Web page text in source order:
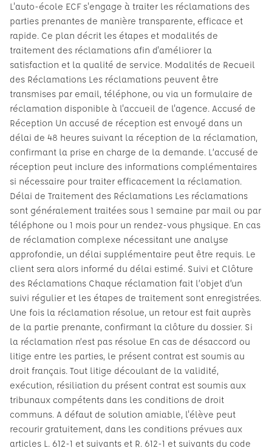
L'auto-école ECF s'engage à traiter les réclamations des
parties prenantes de manière transparente, efficace et
rapide. Ce plan décrit les étapes et modalités de
traitement des réclamations afin d'améliorer la
satisfaction et la qualité de service. Modalités de Recueil
des Réclamations Les réclamations peuvent être
transmises par email, téléphone, ou via un formulaire de
réclamation disponible à l'accueil de l'agence. Accusé de
Réception Un accusé de réception est envoyé dans un
délai de 48 heures suivant la réception de la réclamation,
confirmant la prise en charge de la demande. L’accusé de
réception peut inclure des informations complémentaires
si nécessaire pour traiter efficacement la réclamation.
Délai de Traitement des Réclamations Les réclamations
sont généralement traitées sous 1 semaine par mail ou par
téléphone ou 1 mois pour un rendez-vous physique. En cas
de réclamation complexe nécessitant une analyse
approfondie, un délai supplémentaire peut être requis. Le
client sera alors informé du délai estimé. Suivi et Clôture
des Réclamations Chaque réclamation fait l’objet d’un
suivi régulier et les étapes de traitement sont enregistrées.
Une fois la réclamation résolue, un retour est fait auprès
de la partie prenante, confirmant la clôture du dossier. Si
la réclamation n’est pas résolue En cas de désaccord ou
litige entre les parties, le présent contrat est soumis au
droit français. Tout litige découlant de la validité,
exécution, résiliation du présent contrat est soumis aux
tribunaux compétents dans les conditions de droit
communs. A défaut de solution amiable, l'élève peut
recourir gratuitement, dans les conditions prévues aux
articles L. 612-1 et suivants et R. 612-1 et suivants du code